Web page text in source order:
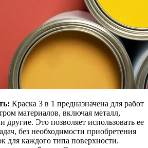
Краска 3 в 1 предназначена для работ
материалов, включая металл,
другие. Это позволяет использовать ее
без необходимости приобретения
для каждого типа поверхности.